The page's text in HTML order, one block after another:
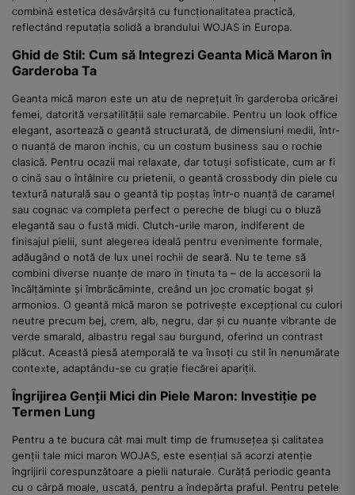
combină estetica desăvârșită cu funcționalitatea practică,
reflectând reputația solidă a brandului WOJAS în Europa.
Ghid de Stil: Cum să Integrezi Geanta Mică Maron în
Garderoba Ta
Geanta mică maron este un atu de neprețuit în garderoba oricărei
femei, datorită versatilității sale remarcabile. Pentru un look office
elegant, asortează o geantă structurată, de dimensiuni medii, într-
o nuanță de maron închis, cu un costum business sau o rochie
clasică. Pentru ocazii mai relaxate, dar totuși sofisticate, cum ar fi
o cină sau o întâlnire cu prietenii, o geantă crossbody din piele cu
textură naturală sau o geantă tip poștaș într-o nuanță de caramel
sau cognac va completa perfect o pereche de blugi cu o bluză
elegantă sau o fustă midi. Clutch-urile maron, indiferent de
finisajul pielii, sunt alegerea ideală pentru evenimente formale,
adăugând o notă de lux unei rochii de seară. Nu te teme să
combini diverse nuanțe de maro în ținuta ta – de la accesorii la
încălțăminte și îmbrăcăminte, creând un joc cromatic bogat și
armonios. O geantă mică maron se potrivește excepțional cu culori
neutre precum bej, crem, alb, negru, dar și cu nuanțe vibrante de
verde smarald, albastru regal sau burgund, oferind un contrast
plăcut. Această piesă atemporală te va însoți cu stil în nenumărate
contexte, adaptându-se cu grație fiecărei apariții.
Îngrijirea Genții Mici din Piele Maron: Investiție pe
Termen Lung
Pentru a te bucura cât mai mult timp de frumusețea și calitatea
genții tale mici maron WOJAS, este esențial să acorzi atenție
îngrijirii corespunzătoare a pielii naturale. Curăță periodic geanta
cu o cârpă moale, uscată, pentru a îndepărta praful. Pentru petele